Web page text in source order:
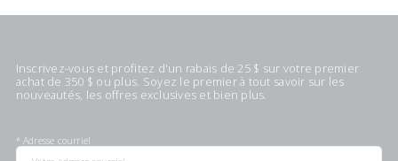
Inscrivez-vous et profitez d'un rabais de 25 $ sur votre premier
achat de 350 $ ou plus. Soyez le premier à tout savoir sur les
nouveautés, les offres exclusives et bien plus.
* Adresse courriel